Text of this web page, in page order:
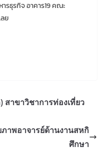
รธุรกิจ อาคาร19 คณะ
ย
าขาวิชาการท่องเที่ยว
าพอาจารย์ด้านงานสหกิ
ศึกษา